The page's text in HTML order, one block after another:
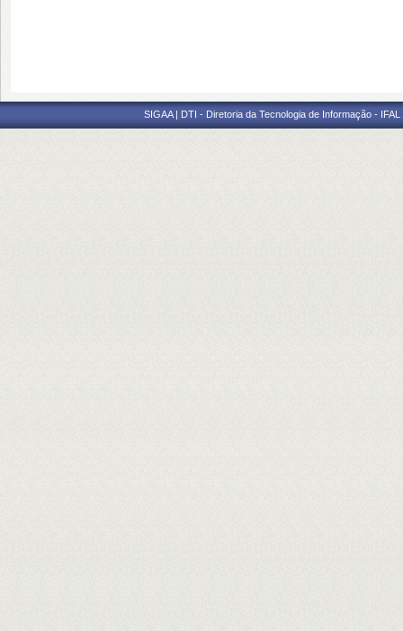
SIGAA | DTI - Diretoria da Tecnologia de Informação -